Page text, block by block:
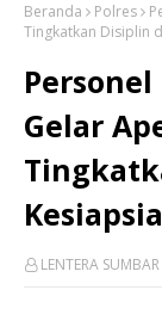
Beranda Polres
Tingkatkan Disiplin
Gelar
LENTERA SUMBAR